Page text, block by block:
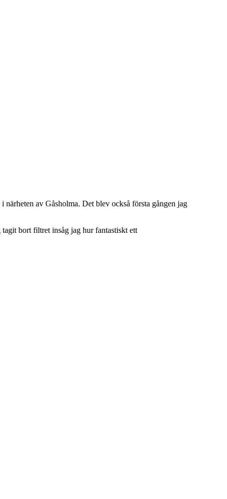
av Gåsholma. Det blev också första gången jag
bort filtret insåg jag hur fantastiskt ett